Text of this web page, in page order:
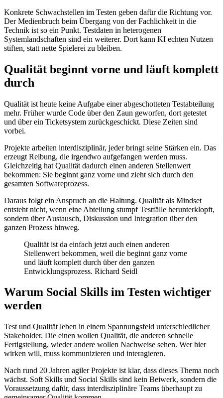
Konkrete Schwachstellen im Testen geben dafür die Richtung vor.
Der Medienbruch beim Übergang von der Fachlichkeit in die
Technik ist so ein Punkt. Testdaten in heterogenen
Systemlandschaften sind ein weiterer. Dort kann KI echten Nutzen
stiften, statt nette Spielerei zu bleiben.
Qualität beginnt vorne und läuft komplett
durch
Qualität ist heute keine Aufgabe einer abgeschotteten Testabteilung
mehr. Früher wurde Code über den Zaun geworfen, dort getestet
und über ein Ticketsystem zurückgeschickt. Diese Zeiten sind
vorbei.
Projekte arbeiten interdisziplinär, jeder bringt seine Stärken ein. Das
erzeugt Reibung, die irgendwo aufgefangen werden muss.
Gleichzeitig hat Qualität dadurch einen anderen Stellenwert
bekommen: Sie beginnt ganz vorne und zieht sich durch den
gesamten Softwareprozess.
Daraus folgt ein Anspruch an die Haltung. Qualität als Mindset
entsteht nicht, wenn eine Abteilung stumpf Testfälle herunterklopft,
sondern über Austausch, Diskussion und Integration über den
ganzen Prozess hinweg.
Qualität ist da einfach jetzt auch einen anderen
Stellenwert bekommen, weil die beginnt ganz vorne
und läuft komplett durch über den ganzen
Entwicklungsprozess. Richard Seidl
Warum Social Skills im Testen wichtiger
werden
Test und Qualität leben in einem Spannungsfeld unterschiedlicher
Stakeholder. Die einen wollen Qualität, die anderen schnelle
Fertigstellung, wieder andere wollen Nachweise sehen. Wer hier
wirken will, muss kommunizieren und interagieren.
Nach rund 20 Jahren agiler Projekte ist klar, dass dieses Thema noch
wächst. Soft Skills und Social Skills sind kein Beiwerk, sondern die
Voraussetzung dafür, dass interdisziplinäre Teams überhaupt zu